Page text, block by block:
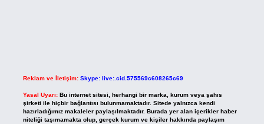
Reklam ve İletişim: Skype: live:.cid.575569c608265c69
Yasal Uyarı: Bu internet sitesi, herhangi bir marka, kurum veya şahıs
şirketi ile hiçbir bağlantısı bulunmamaktadır. Sitede yalnızca kendi
hazırladığımız makaleler paylaşılmaktadır. Burada yer alan içerikler haber
niteliği taşımamakta olup, gerçek kurum ve kişiler hakkında paylaşım